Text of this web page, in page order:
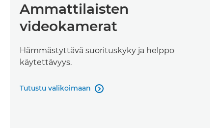
Ammattilaisten
videokamerat
Hämmästyttävä suorituskyky ja helppo
käytettävyys.
Tutustu valikoimaan 